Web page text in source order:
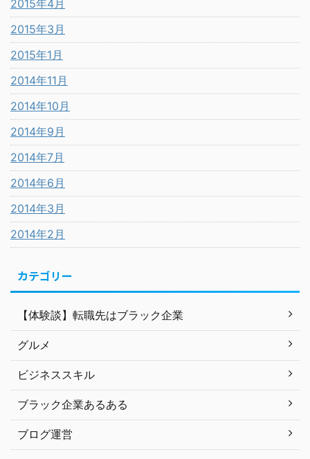
2015年4月
2015年3月
2015年1月
2014年11月
2014年10月
2014年9月
2014年7月
2014年6月
2014年3月
2014年2月
カテゴリー
【体験談】転職先はブラック企業
グルメ
ビジネススキル
ブラック企業あるある
ブログ運営